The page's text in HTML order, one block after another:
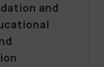
and